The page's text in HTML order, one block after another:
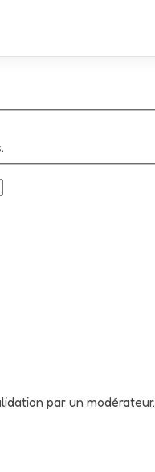
par un modérateur.